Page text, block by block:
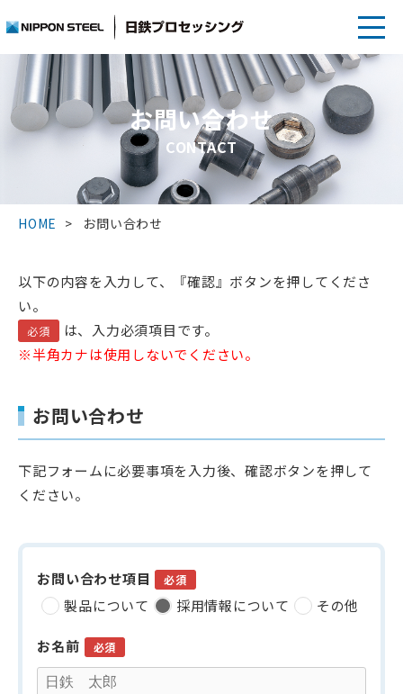
お問い合わせ
CONTACT
HOME お問い合わせ
以下の内容を入力して、『確認』ボタンを押してくださ
い。
必須
は、入力必須項目です。
※半角カナは使用しないでください。
お問い合わせ
下記フォームに必要事項を入力後、確認ボタンを押して
ください。
お問い合わせ項目 必須
製品について 採用情報について その他
お名前 必須